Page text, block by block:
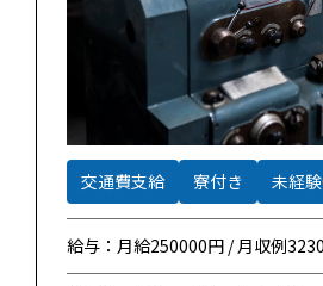
交通費支給 寮付き 未経
給与：月給250000円 / 月収例